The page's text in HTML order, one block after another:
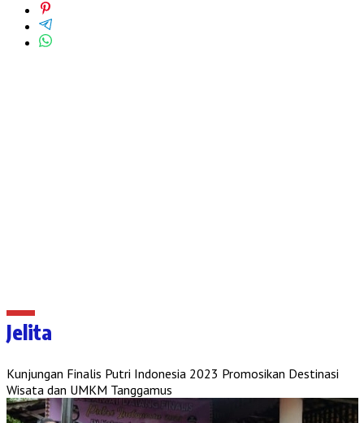
Jelita
Kunjungan Finalis Putri Indonesia 2023 Promosikan Destinasi
Wisata dan UMKM Tanggamus